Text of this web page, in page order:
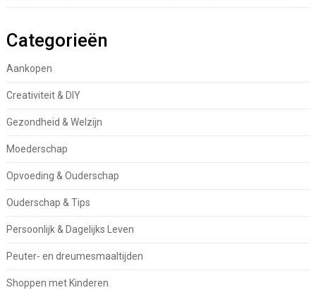
Categorieën
Aankopen
Creativiteit & DIY
Gezondheid & Welzijn
Moederschap
Opvoeding & Ouderschap
Ouderschap & Tips
Persoonlijk & Dagelijks Leven
Peuter- en dreumesmaaltijden
Shoppen met Kinderen